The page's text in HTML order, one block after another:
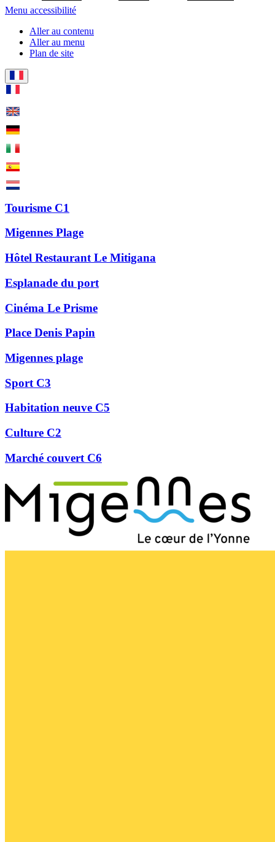
Menu accessibilité
Aller au contenu
Aller au menu
Plan de site
Tourisme C1
Migennes Plage
Hôtel Restaurant Le Mitigana
Esplanade du port
Cinéma Le Prisme
Place Denis Papin
Migennes plage
Sport C3
Habitation neuve C5
Culture C2
Marché couvert C6
Précédent
Suivant